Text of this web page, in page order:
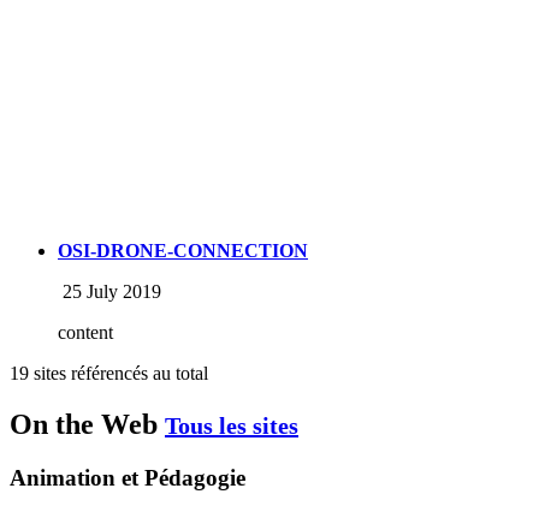
OSI-DRONE-CONNECTION
25 July 2019
content
19 sites référencés au total
On the Web Tous les sites
Animation et Pédagogie